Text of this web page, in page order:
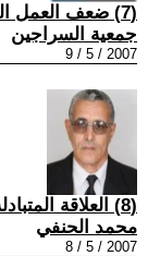
(7) ضعف العمل النقابي في العراق هل أنهى النفط العمال كطبقة فاعلة في بلادنا ؟
جمعية السراجين
2007 / 5 / 9
(8) العلاقة المتبادلة ما بين الأحزاب السياسية، والمنظمات النقابية، والجماهيرية.....6
محمد الحنفي
2007 / 5 / 8